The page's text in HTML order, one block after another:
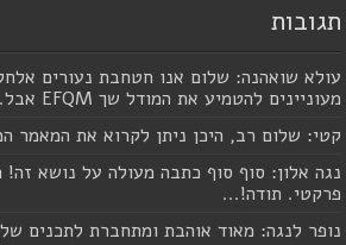
תגובות
עולא שואהנה: שלום אנו חטחבת נעורים
מעוניינים להטמיע את המודל שך EFQM אבל...
קטי: שלום רב, היכן ניתן לקרוא את המאמר
נגה אלון: סוף סוף כתבה מעולה על נושא
פרקטי. תודה!...
נופר לנגה: מאוד אוהבת ומתחברת לתכנים